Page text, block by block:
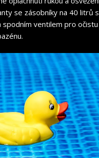
se zásobníky na 40 litrů
ventilem pro